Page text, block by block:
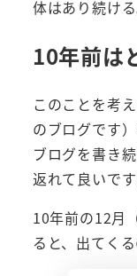
体はあり続け
10年前は
このことを考
のブログです
ブログを書き
返れて良いです
10年前の12月
ると、出てく